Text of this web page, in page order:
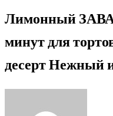
Лимонный
минут для
десерт Нежный